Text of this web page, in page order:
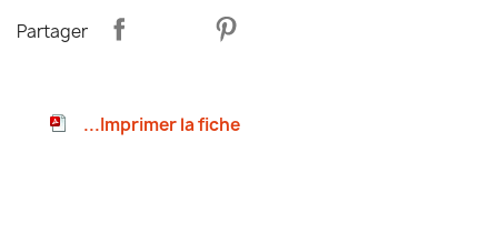
Partager
...Imprimer la fiche